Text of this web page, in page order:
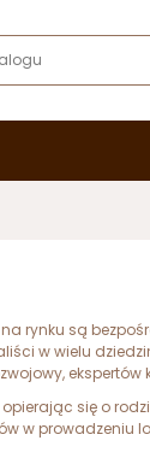
rynku są
w wielu
się o
w